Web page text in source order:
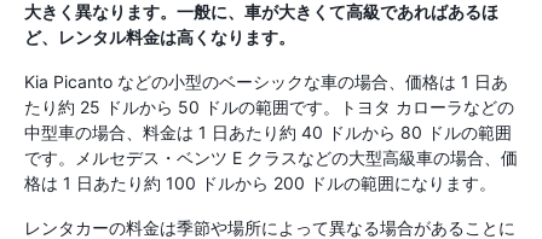
大きく異なります。一般に、車が大きくて高級であればあるほ
ど、レンタル料金は高くなります。
Kia Picanto などの小型のベーシックな車の場合、価格は 1 日あ
たり約 25 ドルから 50 ドルの範囲です。トヨタ カローラなどの
中型車の場合、料金は 1 日あたり約 40 ドルから 80 ドルの範囲
です。メルセデス・ベンツ E クラスなどの大型高級車の場合、価
格は 1 日あたり約 100 ドルから 200 ドルの範囲になります。
レンタカーの料金は季節や場所によって異なる場合があることに